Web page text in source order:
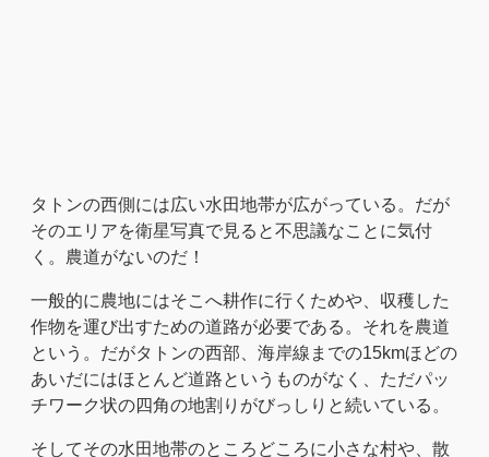
タトンの西側には広い水田地帯が広がっている。だが
そのエリアを衛星写真で見ると不思議なことに気付
く。農道がないのだ！
一般的に農地にはそこへ耕作に行くためや、収穫した
作物を運び出すための道路が必要である。それを農道
という。だがタトンの西部、海岸線までの15kmほどの
あいだにはほとんど道路というものがなく、ただパッ
チワーク状の四角の地割りがびっしりと続いている。
そしてその水田地帯のところどころに小さな村や、散